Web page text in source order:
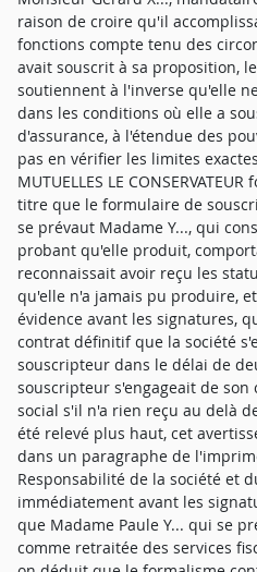
raison de croire qu'il
fonctions compte tenu des
avait souscrit à sa proposition,
soutiennent à l'inverse qu'elle
dans les conditions où elle a
d'assurance, à l'étendue des
pas en vérifier les limites exactes
MUTUELLES LE
titre que le formulaire de
se prévaut Madame Y..., qui
probant qu'elle produit,
reconnaissait avoir reçu les
qu'elle n'a jamais pu produire,
évidence avant les signatures,
contrat définitif que la société
souscripteur dans le délai de
souscripteur s'engageait de son
social s'il n'a rien reçu au delà
été relevé plus haut, cet
dans un paragraphe de
Responsabilité de la société et
immédiatement avant les
que Madame Paule Y... qui se
comme retraitée des services